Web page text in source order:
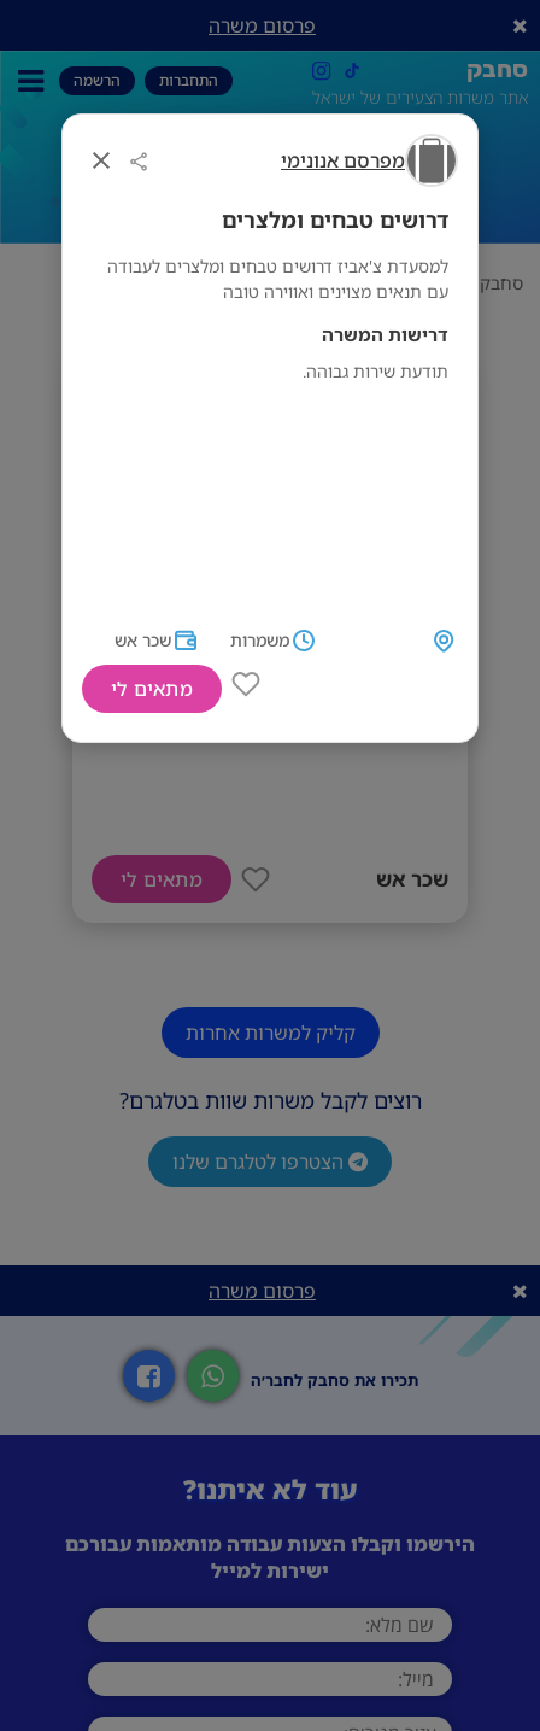
מפרסם אנונימי
דרושים טבחים ומלצרים
למסעדת צ'אביז דרושים טבחים ומלצרים לעבודה
עם תנאים מצוינים ואווירה טובה
דרישות המשרה
תודעת שירות גבוהה.
משמרות שכר אש
מתאים לי
פרסום משרה
סחבק
אתר משרות הצעירים של ישראל
התחברות הרשמה
דרושים טבחים ומלצרים
סחבק תחום מפרסם אנונימי דרושים טבחים ומלצרים
דרושים טבחים ומלצרים
שכר אש מתאים לי
קליק למשרות אחרות
רוצים לקבל משרות שוות בטלגרם?
הצטרפו לטלגרם שלנו
פרסום משרה
תכירו את סחבק לחבר׳ה
עוד לא איתנו?
הירשמו וקבלו הצעות עבודה מותאמות עבורכם
ישירות למייל